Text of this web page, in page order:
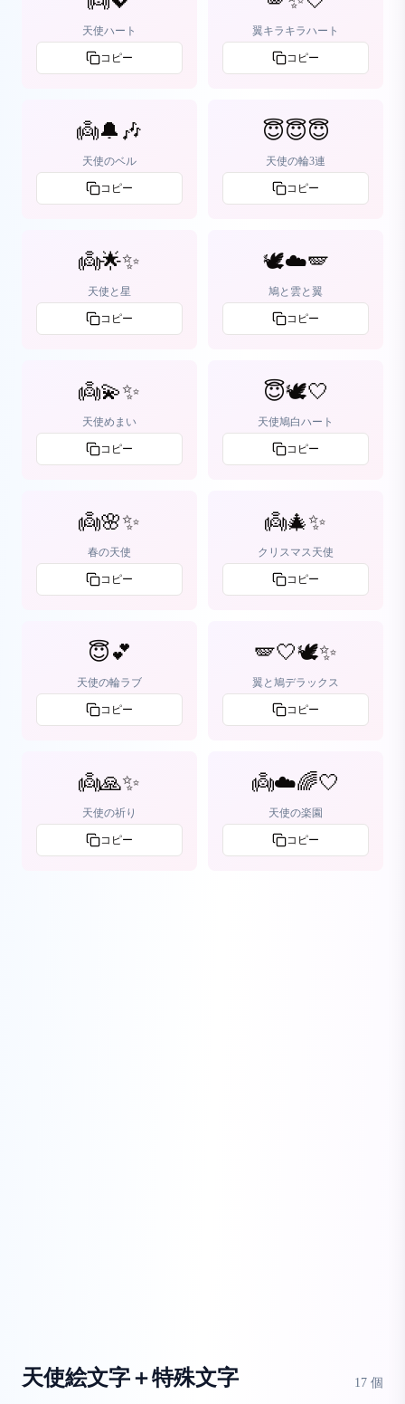
天使ハート
コピー
翼キラキラハート
コピー
👼🔔🎶
天使のベル
コピー
😇😇😇
天使の輪3連
コピー
👼🌟✨
天使と星
コピー
🕊️☁️🪽
鳩と雲と翼
コピー
👼💫✨
天使めまい
コピー
😇🕊️🤍
天使鳩白ハート
コピー
👼🌸✨
春の天使
コピー
👼🎄✨
クリスマス天使
コピー
😇💕
天使の輪ラブ
コピー
🪽🤍🕊️✨
翼と鳩デラックス
コピー
👼🙏✨
天使の祈り
コピー
👼☁️🌈🤍
天使の楽園
コピー
天使絵文字＋特殊文字 17 個